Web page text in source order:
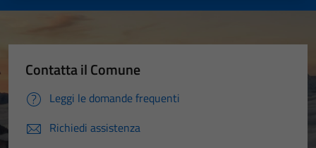
Contatta il Comune
Leggi le domande frequenti
Richiedi assistenza